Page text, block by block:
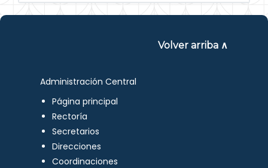
Volver arriba ∧
Administración Central
Página principal
Rectoría
Secretarios
Direcciones
Coordinaciones